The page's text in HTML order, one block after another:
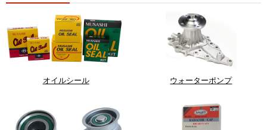
オイルシール ウォーターポンプ